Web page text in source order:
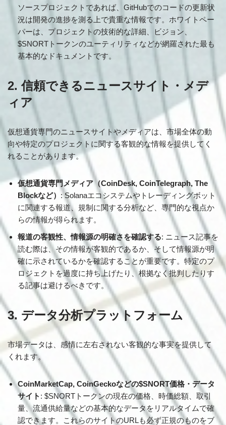
ソースプロジェクトであれば、GitHubでのコードの更新状
況は開発の進捗を測る上で貴重な情報です。ホワイトペー
パーは、プロジェクトの技術的な詳細、ビジョン、
$SNORTトークンのユーティリティなどが網羅された最も
基本的なドキュメントです。
2. 信頼できるニュースサイト・メデ
ィア
仮想通貨専門のニュースサイトやメディアは、市場全体の動
向や特定のプロジェクトに関する客観的な情報を提供してく
れることがあります。
仮想通貨専門メディア（CoinDesk, CoinTelegraph, The
Blockなど） : Solanaエコシステムやトレーディングボット
に関連する報道、規制に関する分析など、専門的な視点か
らの情報が得られます。
報道の客観性、情報源の明確さを確認する: ニュース記事を
読む際は、その情報が客観的であるか、そして情報源が明
確に示されているかを確認することが重要です。特定のプ
ロジェクトを過度に持ち上げたり、根拠なく批判したりす
る記事は避けるべきです。
3. データ分析プラットフォーム
市場データは、感情に左右されない客観的な事実を提供して
くれます。
CoinMarketCap, CoinGeckoなどの$SNORT価格・データ
サイト : $SNORTトークンの現在の価格、時価総額、取引
量、流通供給量などの基本的なデータをリアルタイムで確
認できます。これらのサイトのURLも必ず正規のものをブ